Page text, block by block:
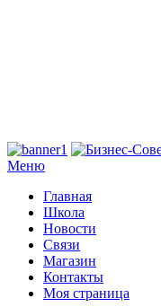
Меню
Главная
Школа
Новости
Связи
Магазин
Контакты
Моя страница